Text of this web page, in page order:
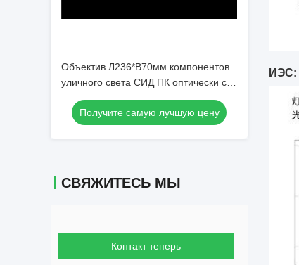
Объектив Л236*В70мм компонентов
уличного света СИД ПК оптически с
аксессуаром костюма
Получите самую лучшую цену
СВЯЖИТЕСЬ МЫ
Контакт теперь
ИЭС: